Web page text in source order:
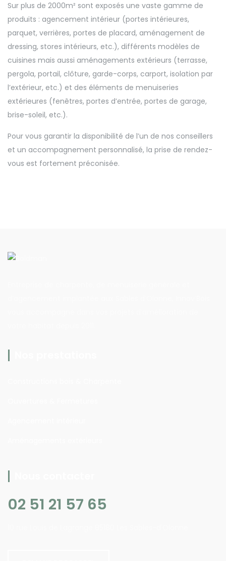
Sur plus de 2000m² sont exposés une vaste gamme de
produits : agencement intérieur (portes intérieures,
parquet, verrières, portes de placard, aménagement de
dressing, stores intérieurs, etc.), différents modèles de
cuisines mais aussi aménagements extérieurs (terrasse,
pergola, portail, clôture, garde-corps, carport, isolation par
l’extérieur, etc.) et des éléments de menuiseries
extérieures (fenêtres, portes d’entrée, portes de garage,
brise-soleil, etc.).
Pour vous garantir la disponibilité de l’un de nos conseillers
et un accompagnement personnalisé, la prise de rendez-
vous est fortement préconisée.
02 51 21 57 65